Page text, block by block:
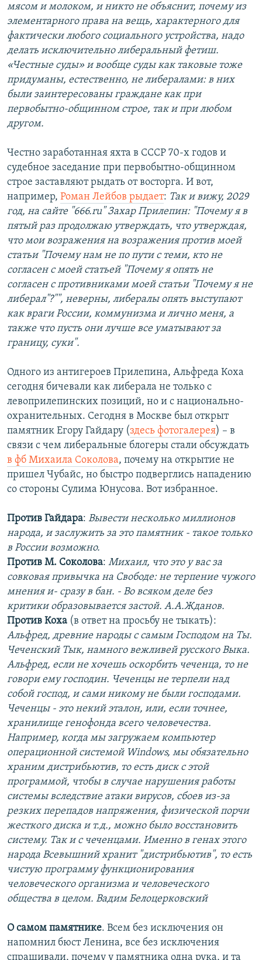
мясом и молоком, и никто не объяснит, почему из
элементарного права на вещь, характерного для
фактически любого социального устройства, надо
делать исключительно либеральный фетиш.
«Честные суды» и вообще суды как таковые тоже
придуманы, естественно, не либералами: в них
были заинтересованы граждане как при
первобытно-общинном строе, так и при любом
другом.
Честно заработанная яхта в СССР 70-х годов и
судебное заседание при первобытно-общинном
строе заставляют рыдать от восторга. И вот,
например, Роман Лейбов рыдает: Так и вижу, 2029
год, на сайте "666.ru" Захар Прилепин: "Почему я в
пятый раз продолжаю утверждать, что утверждая,
что мои возражения на возражения против моей
статьи "Почему нам не по пути с теми, кто не
согласен с моей статьей "Почему я опять не
согласен с противниками моей статьи "Почему я не
либерал"?"", неверны, либералы опять выступают
как враги России, коммунизма и лично меня, а
также что пусть они лучше все уматывают за
границу, суки".
Одного из антигероев Прилепина, Альфреда Коха
сегодня бичевали как либерала не только с
левоприлепинских позиций, но и с национально-
охранительных. Сегодня в Москве был открыт
памятник Егору Гайдару (здесь фотогалерея) – в
связи с чем либеральные блогеры стали обсуждать
в фб Михаила Соколова, почему на открытие не
пришел Чубайс, но быстро подверглись нападению
со стороны Сулима Юнусова. Вот избранное.
Против Гайдара: Вывести несколько миллионов
народа, и заслужить за это памятник - такое только
в России возможно.
Против М. Соколова: Михаил, что это у вас за
совковая привычка на Свободе: не терпение чужого
мнения и- сразу в бан. - Во всяком деле без
критики образовывается застой. А.А.Жданов.
Против Коха (в ответ на просьбу не тыкать):
Альфред, древние народы с самым Господом на Ты.
Чеченский Тык, намного вежливей русского Выка.
Альфред, если не хочешь оскорбить чеченца, то не
говори ему господин. Чеченцы не терпели над
собой господ, и сами никому не были господами.
Чеченцы - это некий эталон, или, если точнее,
хранилище генофонда всего человечества.
Например, когда мы загружаем компьютер
операционной системой Windows, мы обязательно
храним дистрибьютив, то есть диск с этой
программой, чтобы в случае нарушения работы
системы вследствие атаки вирусов, сбоев из-за
резких перепадов напряжения, физической порчи
жесткого диска и т.д., можно было восстановить
систему. Так и с чеченцами. Именно в генах этого
народа Всевышний хранит "дистрибьютив", то есть
чистую программу функционирования
человеческого организма и человеческого
общества в целом. Вадим Белоцерковский
О самом памятнике. Всем без исключения он
напомнил бюст Ленина, все без исключения
спрашивали, почему у памятника одна рука, и та